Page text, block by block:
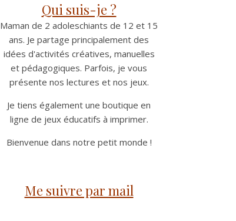
Qui suis-je ?
Maman de 2 adoleschiants de 12 et 15
ans. Je partage principalement des
idées d'activités créatives, manuelles
et pédagogiques. Parfois, je vous
présente nos lectures et nos jeux.
Je tiens également une boutique en
ligne de jeux éducatifs à imprimer.
Bienvenue dans notre petit monde !
Me suivre par mail